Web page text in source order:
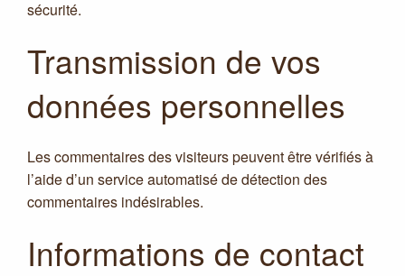
sécurité.
Transmission de vos
données personnelles
Les commentaires des visiteurs peuvent être vérifiés à
l’aide d’un service automatisé de détection des
commentaires indésirables.
Informations de contact